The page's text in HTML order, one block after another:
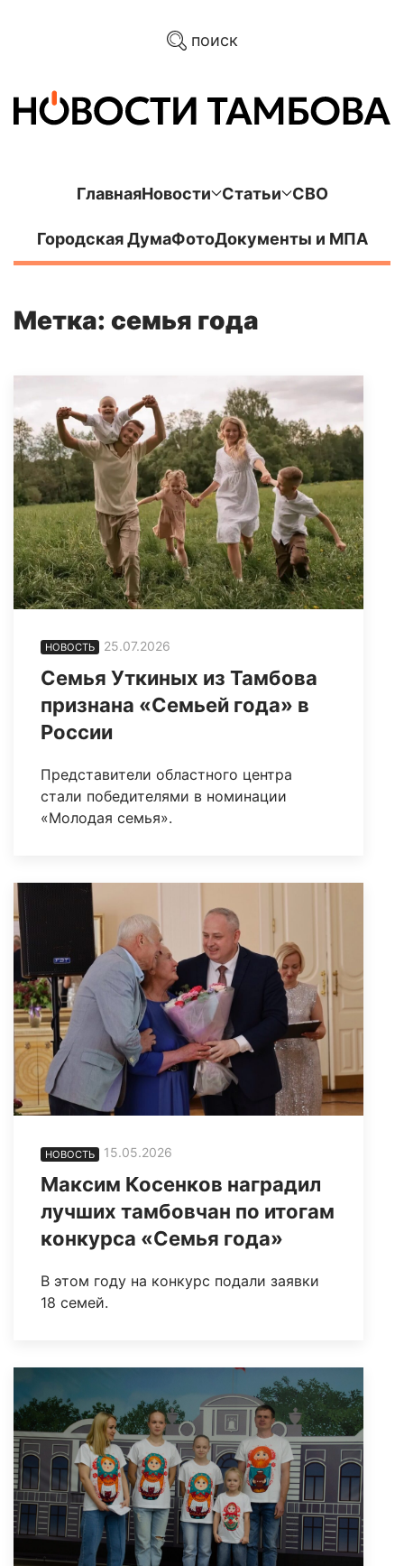
поиск
ГлавнаяНовости Статьи СВО
Городская ДумаФотоДокументы и МПА
Метка: семья года
НОВОСТЬ 25.07.2026
Семья Уткиных из Тамбова
признана «Семьей года» в
России
Представители областного центра
стали победителями в номинации
«Молодая семья».
НОВОСТЬ 15.05.2026
Максим Косенков наградил
лучших тамбовчан по итогам
конкурса «Семья года»
В этом году на конкурс подали заявки
18 семей.